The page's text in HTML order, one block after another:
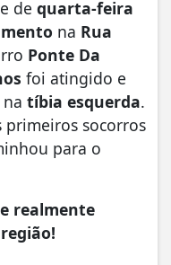
de quarta-feira
na Rua
Ponte Da
foi atingido e
na tíbia esquerda.
primeiros socorros
para o
realmente